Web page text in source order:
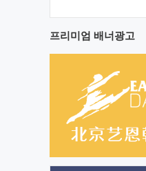
프리미엄 배너광고